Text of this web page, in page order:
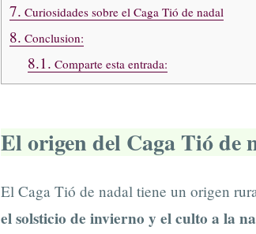
7. Curiosidades sobre el Caga Tió de nadal
8. Conclusion:
8.1. Comparte esta entrada:
El origen del Caga Tió de
El Caga Tió de nadal tiene un origen
el solsticio de invierno y el culto a la